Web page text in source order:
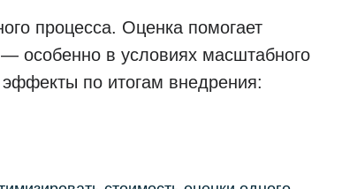
процесса. Оценка помогает
особенно в условиях масштабного
по итогам внедрения: